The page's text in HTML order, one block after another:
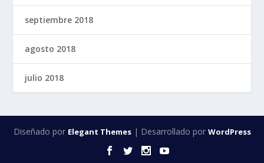
septiembre 2018
agosto 2018
julio 2018
Diseñado por Elegant Themes| Desarrollado por WordPress